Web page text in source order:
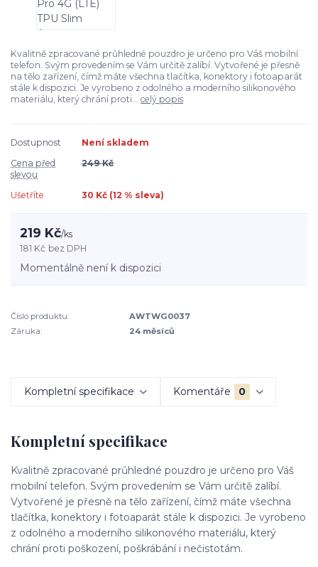
Kvalitně zpracované průhledné pouzdro je určeno pro Váš mobilní
telefon. Svým provedením se Vám určitě zalíbí. Vytvořené je přesně
na tělo zařízení, čímž máte všechna tlačítka, konektory i fotoaparát
stále k dispozici. Je vyrobeno z odolného a moderního silikonového
materiálu, který chrání proti... celý popis
Dostupnost
Není skladem
Cena před
slevou
249 Kč
Ušetříte 30 Kč (12 % sleva)
219 Kč/ks
181 Kč bez DPH
Momentálně není k dispozici
Číslo produktu:
AWTWG0037
Záruka:
24 měsíců
Kompletní specifikace Komentáře 0
Kompletní specifikace
Kvalitně zpracované průhledné pouzdro je určeno pro Váš
mobilní telefon. Svým provedením se Vám určitě zalíbí.
Vytvořené je přesně na tělo zařízení, čímž máte všechna
tlačítka, konektory i fotoaparát stále k dispozici. Je vyrobeno
z odolného a moderního silikonového materiálu, který
chrání proti poškození, poškrábání i nečistotám.